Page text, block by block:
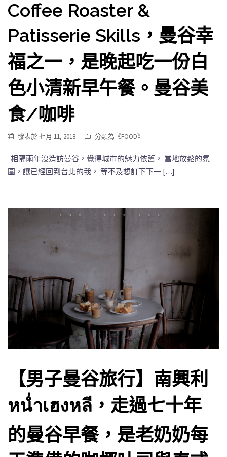
Coffee Roaster &
Patisserie Skills，曼谷幸
福之一，是晚起吃一份白
色小清新早午餐。曼谷美
食/咖啡
發表於七月 11, 2018 分類為《FOOD》
相隔兩年沒造訪曼谷，覺得城市的魅力依舊， 當地放鬆的氛
圍，讓已經回到台北的我， 等不及想訂下下一 […]
【男子曼谷旅行】南興利
หน่ำเฮงหลี，走過七十年
的曼谷早餐，是老奶奶每